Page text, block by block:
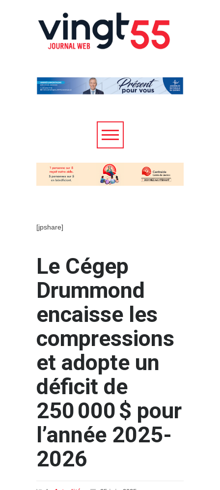
[jpshare]
Le Cégep
Drummond
encaisse les
compressions
et adopte un
déficit de
250 000 $ pour
l’année 2025-
2026